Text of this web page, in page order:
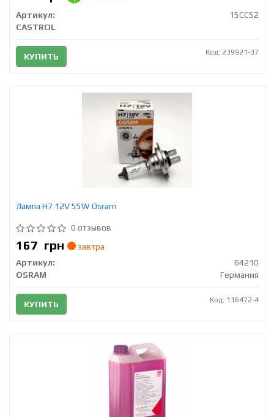
Артикул:
15CC52
CASTROL
КУПИТЬ Код: 239921-37
Лампа H7 12V 55W Osram
0 отзывов
167 грн
завтра
Артикул:
64210
OSRAM
Германия
КУПИТЬ Код: 116472-4